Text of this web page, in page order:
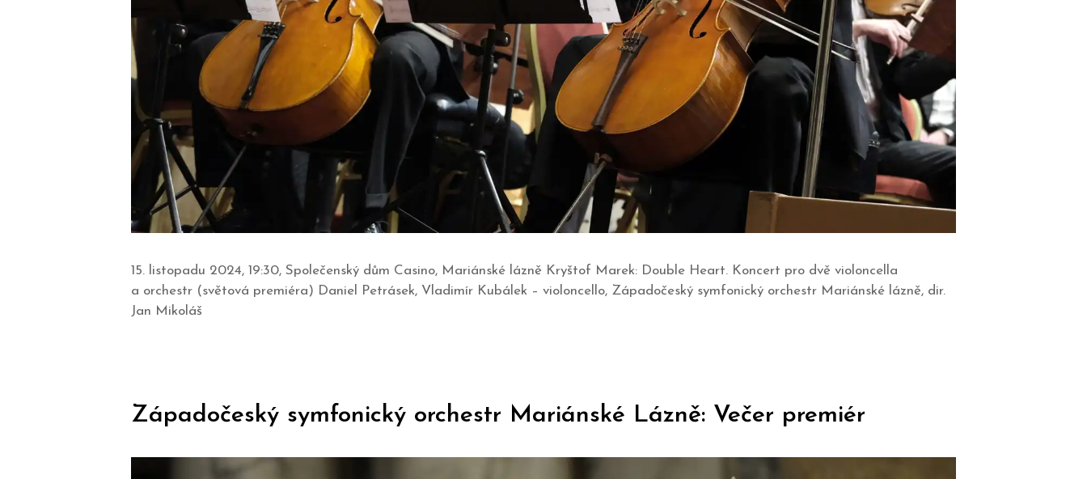
15. listopadu 2024, 19:30, Společenský dům Casino, Mariánské lázně Kryštof Marek: Double Heart. Koncert pro dvě violoncella
a orchestr (světová premiéra) Daniel Petrásek, Vladimír Kubálek – violoncello, Západočeský symfonický orchestr Mariánské lázně, dir.
Jan Mikoláš
Západočeský symfonický orchestr Mariánské Lázně: Večer premiér